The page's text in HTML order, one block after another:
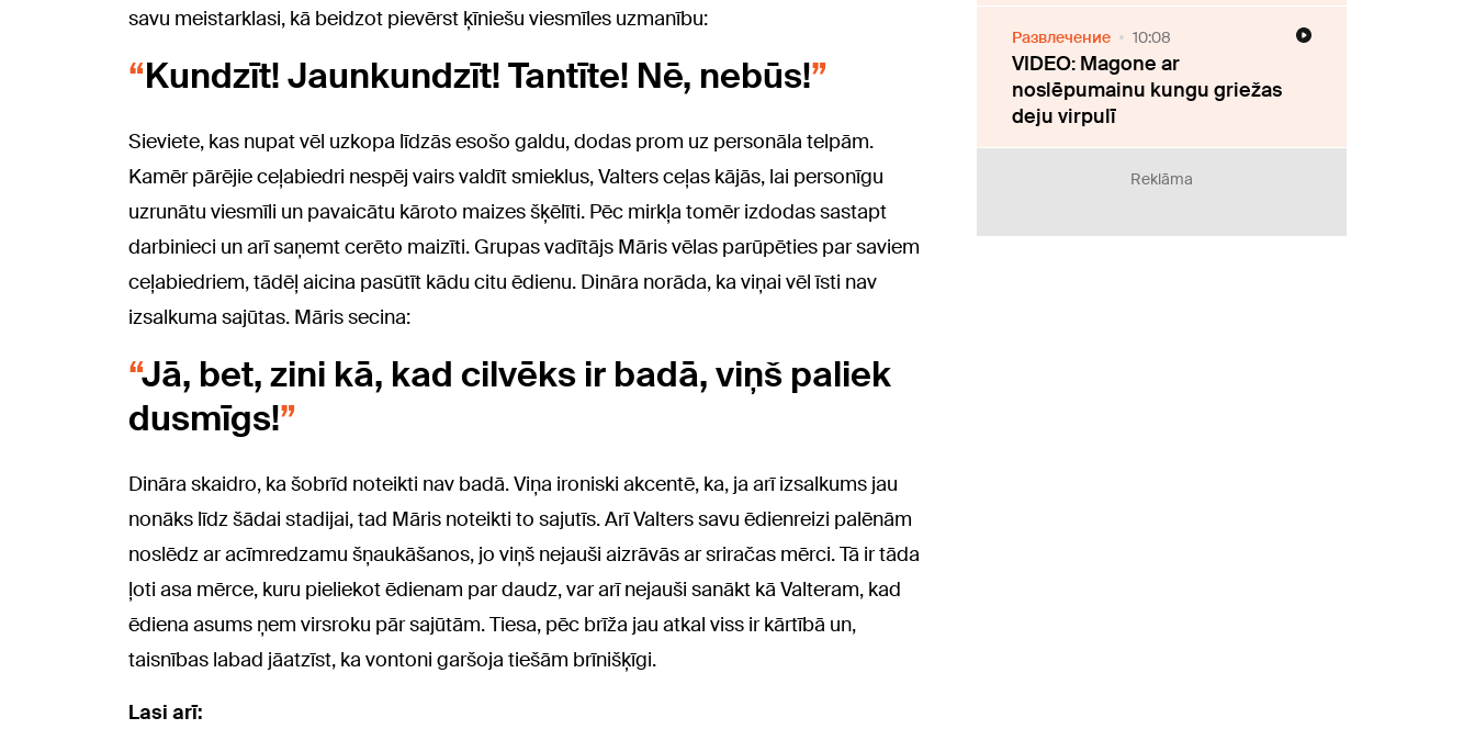
savu meistarklasi, kā beidzot pievērst ķīniešu viesmīles uzmanību:
Kundzīt! Jaunkundzīt! Tantīte! Nē, nebūs!
Sieviete, kas nupat vēl uzkopa līdzās esošo galdu, dodas prom uz personāla telpām.
Kamēr pārējie ceļabiedri nespēj vairs valdīt smieklus, Valters ceļas kājās, lai personīgu
uzrunātu viesmīli un pavaicātu kāroto maizes šķēlīti. Pēc mirkļa tomēr izdodas sastapt
darbinieci un arī saņemt cerēto maizīti. Grupas vadītājs Māris vēlas parūpēties par saviem
ceļabiedriem, tādēļ aicina pasūtīt kādu citu ēdienu. Dināra norāda, ka viņai vēl īsti nav
izsalkuma sajūtas. Māris secina:
Jā, bet, zini kā, kad cilvēks ir badā, viņš paliek
dusmīgs!
Dināra skaidro, ka šobrīd noteikti nav badā. Viņa ironiski akcentē, ka, ja arī izsalkums jau
nonāks līdz šādai stadijai, tad Māris noteikti to sajutīs. Arī Valters savu ēdienreizi palēnām
noslēdz ar acīmredzamu šņaukāšanos, jo viņš nejauši aizrāvās ar sriračas mērci. Tā ir tāda
ļoti asa mērce, kuru pieliekot ēdienam par daudz, var arī nejauši sanākt kā Valteram, kad
ēdiena asums ņem virsroku pār sajūtām. Tiesa, pēc brīža jau atkal viss ir kārtībā un,
taisnības labad jāatzīst, ka vontoni garšoja tiešām brīnišķīgi.
Lasi arī:
Развлечение 10:08
VIDEO: Magone ar
noslēpumainu kungu griežas
deju virpulī
Reklāma